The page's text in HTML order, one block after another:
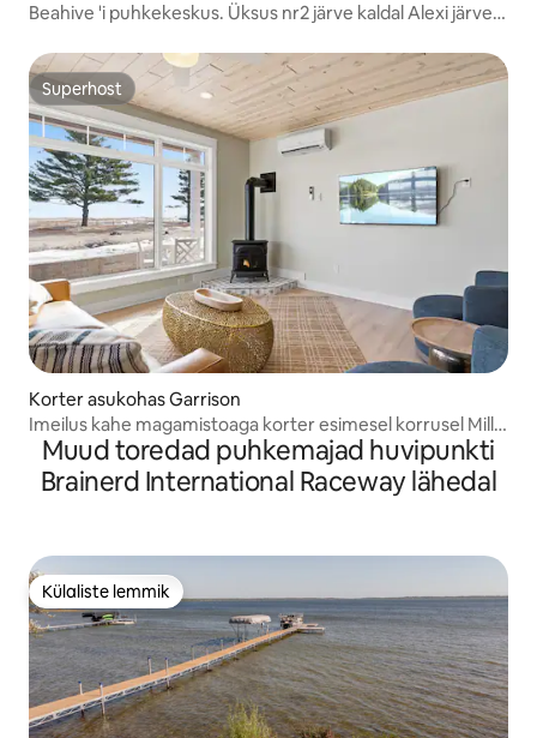
Beahive 'i puhkekeskus. Üksus nr2 järve kaldal Alexi järve
Superhost
Superhost
Korter asukohas Garrison
Imeilus kahe magamistoaga korter esimesel korrusel Mille
Lacsis
Muud toredad puhkemajad huvipunkti
Brainerd International Raceway lähedal
Külaliste lemmik
Külaliste lemmik